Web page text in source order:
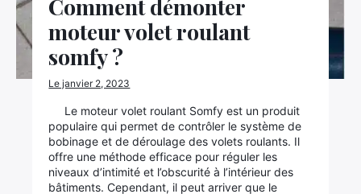
Comment démonter
moteur volet roulant
somfy ?
Le janvier 2, 2023
Le moteur volet roulant Somfy est un produit
populaire qui permet de contrôler le système de
bobinage et de déroulage des volets roulants. Il
offre une méthode efficace pour réguler les
niveaux d’intimité et l’obscurité à l’intérieur des
bâtiments. Cependant, il peut arriver que le